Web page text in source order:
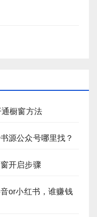
橱窗方法
源公众号哪里找？
开启步骤
or小红书，谁赚钱